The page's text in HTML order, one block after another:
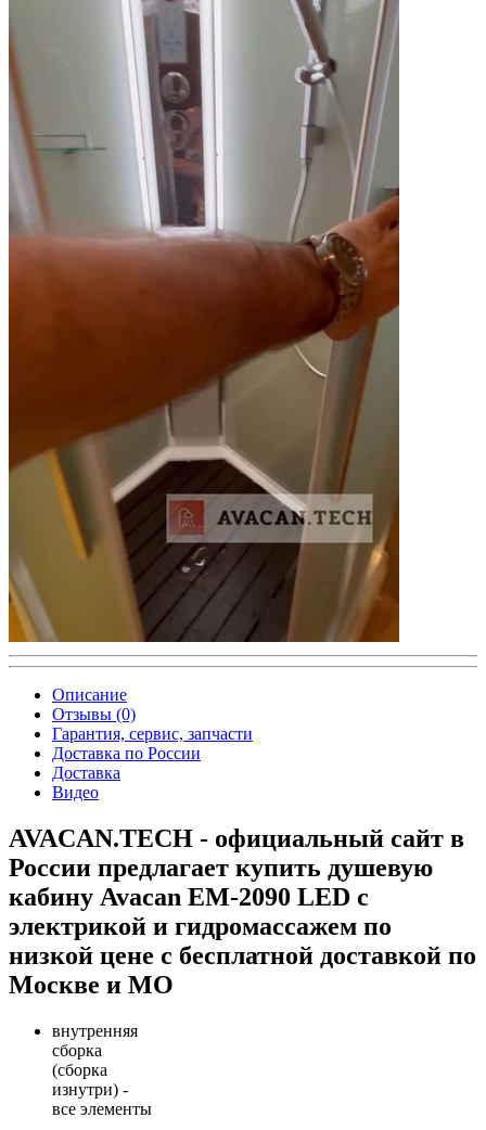
Описание
Отзывы (0)
Гарантия, сервис, запчасти
Доставка по России
Доставка
Видео
AVACAN.TECH - официальный сайт в
России предлагает купить душевую
кабину Avacan EM-2090 LED с
электрикой и гидромассажем по
низкой цене с бесплатной доставкой по
Москве и МО
внутренняя
сборка
(сборка
изнутри) -
все элементы